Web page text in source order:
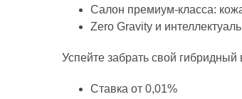
Салон премиум-класса:
Zero Gravity и
Успейте забрать свой
Ставка от 0,01%